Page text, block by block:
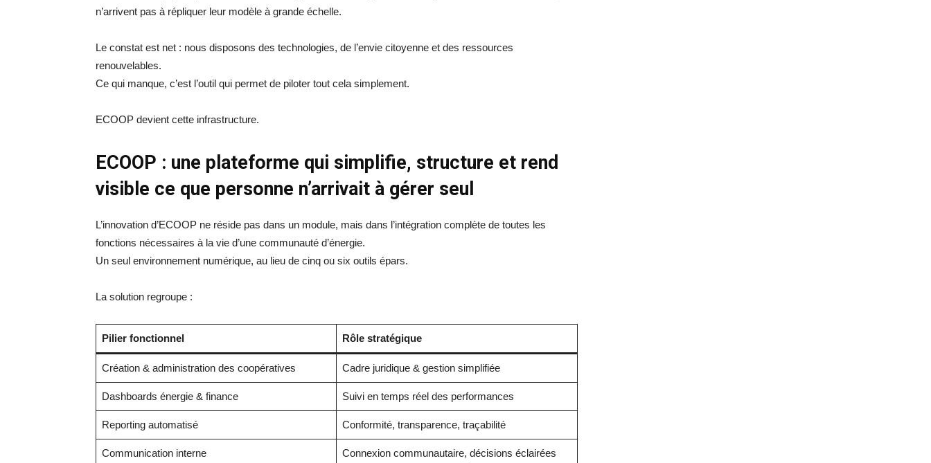
n’arrivent pas à répliquer leur modèle à grande échelle.
Le constat est net : nous disposons des technologies, de l’envie citoyenne et des ressources
renouvelables.
Ce qui manque, c’est l’outil qui permet de piloter tout cela simplement.
ECOOP devient cette infrastructure.
ECOOP : une plateforme qui simplifie, structure et rend
visible ce que personne n’arrivait à gérer seul
L’innovation d’ECOOP ne réside pas dans un module, mais dans l’intégration complète de toutes les
fonctions nécessaires à la vie d’une communauté d’énergie.
Un seul environnement numérique, au lieu de cinq ou six outils épars.
La solution regroupe :
Pilier fonctionnel Rôle stratégique
Création & administration des coopératives Cadre juridique & gestion simplifiée
Dashboards énergie & finance Suivi en temps réel des performances
Reporting automatisé Conformité, transparence, traçabilité
Communication interne Connexion communautaire, décisions éclairées